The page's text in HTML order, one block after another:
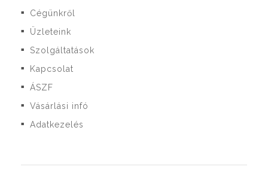
■ Cégünkről
■ Üzleteink
■ Szolgáltatások
■ Kapcsolat
■ ÁSZF
■ Vásárlási infó
■ Adatkezelés